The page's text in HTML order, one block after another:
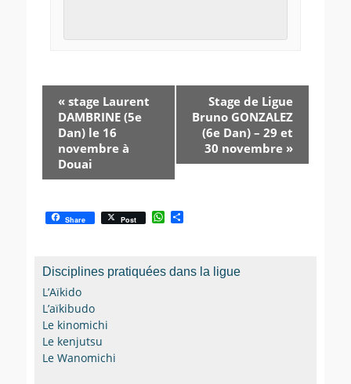
« stage Laurent
DAMBRINE (5e
Dan) le 16
novembre à
Douai
Stage de Ligue
Bruno GONZALEZ
(6e Dan) – 29 et
30 novembre »
Share Post W
h
s
A
a
g
Disciplines pratiquées dans la ligue
L’Aïkido
L’aïkibudo
Le kinomichi
Le kenjutsu
Le Wanomichi